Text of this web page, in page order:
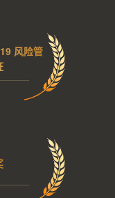
风险管